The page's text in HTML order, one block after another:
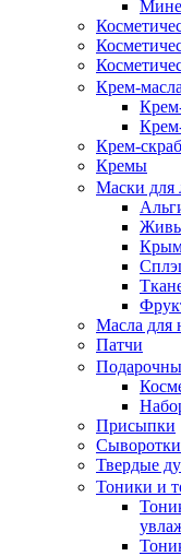
Крем-масла
Крем-
Кремы
Маски для
Масла для
Патчи
Присыпки
Сыворотки
Твердые
Тоники и